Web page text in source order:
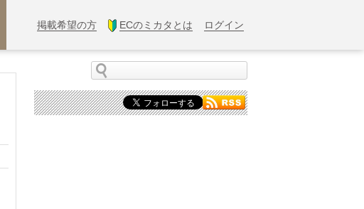
掲載希望の方 ECのミカタとは ログイン